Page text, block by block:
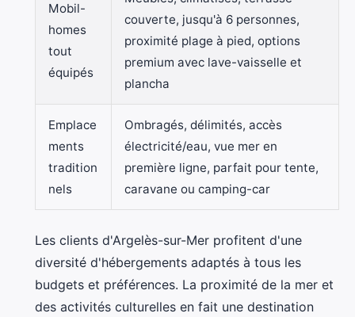
Mobil-
homes
tout
équipés
couverte, jusqu'à 6 personnes,
proximité plage à pied, options
premium avec lave-vaisselle et
plancha
Emplace
ments
tradition
nels
Ombragés, délimités, accès
électricité/eau, vue mer en
première ligne, parfait pour tente,
caravane ou camping-car
Les clients d'Argelès-sur-Mer profitent d'une
diversité d'hébergements adaptés à tous les
budgets et préférences. La proximité de la mer et
des activités culturelles en fait une destination